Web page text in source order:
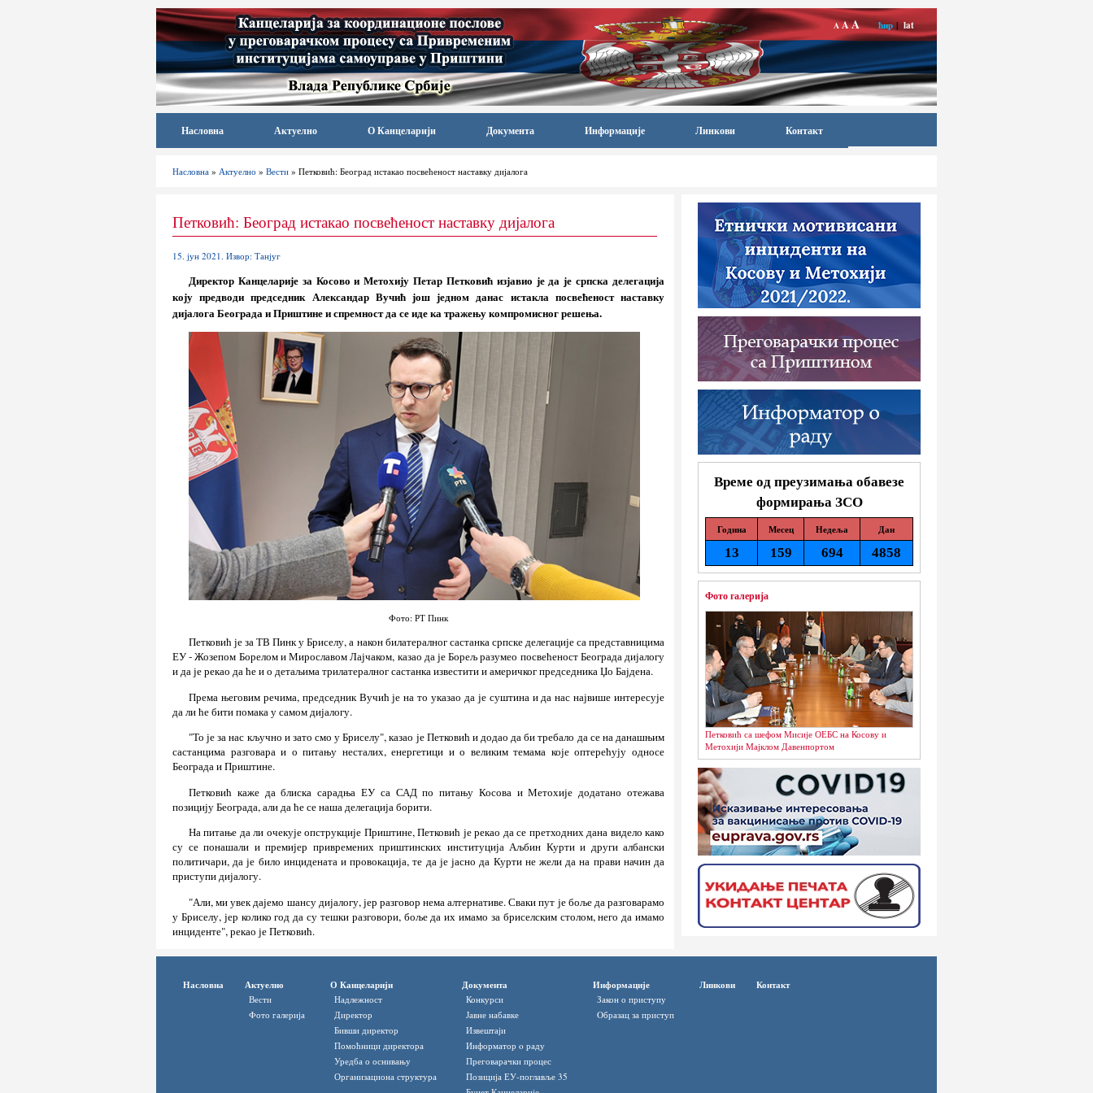
A AA ћир|lat
Насловна Актуелно О Канцеларији Документа Информације Линкови Контакт
Насловна » Актуелно » Вести » Петковић: Београд истакао посвећеност наставку дијалога
Време од преузимања обавезе
формирања ЗСО
Година Месец Недеља Дан
13 159 694 4858
Фото галерија
Петковић са шефом Мисије ОЕБС на Косову и
Метохији Мајклом Давенпортом
Петковић: Београд истакао посвећеност наставку дијалога
15. јун 2021. Извор: Танјуг
Директор Канцеларије за Косово и Метохију Петар Петковић изјавио је да је српска делегација
коју предводи председник Александар Вучић још једном данас истакла посвећеност наставку
дијалога Београда и Приштине и спремност да се иде ка тражењу компромисног решења.
Фото: РТ Пинк
Петковић је за ТВ Пинк у Бриселу, а након билатералног састанка српске делегације са представницима
ЕУ - Жозепом Борелом и Мирославом Лајчаком, казао да је Борељ разумео посвећеност Београда дијалогу
и да је рекао да ће и о детаљима трилатералног састанка известити и америчког председника Џо Бајдена.
Према његовим речима, председник Вучић је на то указао да је суштина и да нас највише интересује
да ли ће бити помака у самом дијалогу.
"То је за нас кључно и зато смо у Бриселу", казао је Петковић и додао да би требало да се на данашњим
састанцима разговара и о питању несталих, енергетици и о великим темама које оптерећују односе
Београда и Приштине.
Петковић каже да блиска сарадња ЕУ са САД по питању Косова и Метохије додатано отежава
позицију Београда, али да ће се наша делегација борити.
На питање да ли очекује опструкције Приштине, Петковић је рекао да се претходних дана видело како
су се понашали и премијер привремених приштинских институција Аљбин Курти и други албански
политичари, да је било инцидената и провокација, те да је јасно да Курти не жели да на прави начин да
приступи дијалогу.
"Али, ми увек дајемо шансу дијалогу, јер разговор нема алтернативе. Сваки пут је боље да разговарамо
у Бриселу, јер колико год да су тешки разговори, боље да их имамо за бриселским столом, него да имамо
инциденте", рекао је Петковић.
Насловна Актуелно
Вести
Фото галерија
О Канцеларији
Надлежност
Директор
Бивши директор
Помоћници директора
Уредба о оснивању
Организациона структура
Документа
Конкурси
Јавне набавке
Извештаји
Информатор o раду
Преговарачки процес
Позиција ЕУ-поглавље 35
Информације
Закон о приступу
Oбразац за приступ
Линкови Контакт